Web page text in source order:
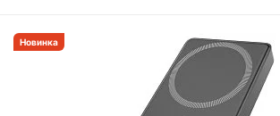
Новинка